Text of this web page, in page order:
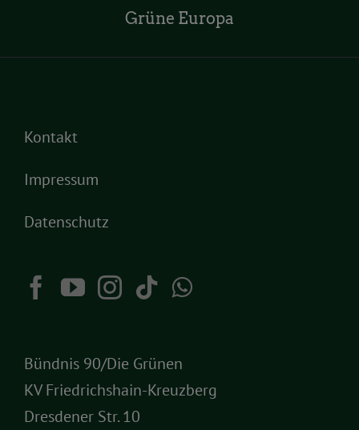
Grüne Europa
Kontakt
Impressum
Datenschutz
Bündnis 90/Die Grünen
KV Friedrichshain-Kreuzberg
Dresdener Str. 10